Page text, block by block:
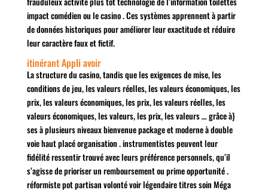
impact comédien ou le casino . Ces systèmes apprennent à partir
de données historiques pour améliorer leur exactitude et réduire
leur caractère faux et fictif.
itinérant Appli avoir
La structure du casino, tandis que les exigences de mise, les
conditions de jeu, les valeurs réelles, les valeurs économiques, les
prix, les valeurs économiques, les prix, les valeurs réelles, les
valeurs économiques, les valeurs, les prix, les valeurs … grâce à}
ses à plusieurs niveaux bienvenue package et moderne à double
voie haut placé organisation . instrumentistes peuvent leur
fidélité ressentir trouvé avec leurs préférence personnels, qu’il
s’agisse de prioriser un remboursement ou prime opportunité .
réformiste pot partisan volonté voir légendaire titres soin Méga